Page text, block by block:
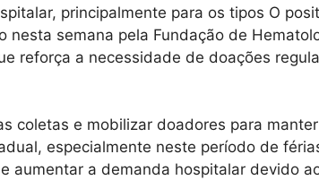
principalmente para os tipos O
semana pela Fundação de
reforça a necessidade de doações
coletas e mobilizar doadores para
especialmente neste período de
aumentar a demanda hospitalar devido